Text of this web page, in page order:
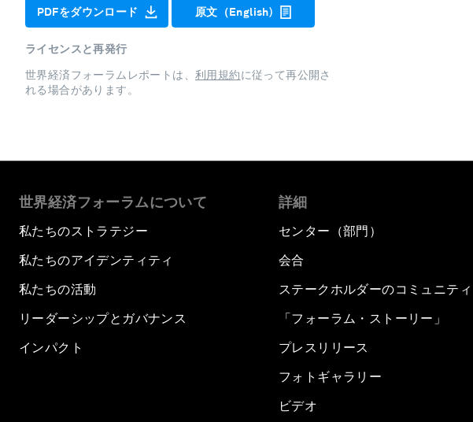
PDFをダウンロード 原文（English)
ライセンスと再発行
世界経済フォーラムレポートは、 利用規約に従って再公開さ
れる場合があります。
世界経済フォーラムについて
私たちのストラテジー
私たちのアイデンティティ
私たちの活動
リーダーシップとガバナンス
インパクト
詳細
センター（部門）
会合
ステークホルダーのコミュニティ
「フォーラム・ストーリー」
プレスリリース
フォトギャラリー
ビデオ